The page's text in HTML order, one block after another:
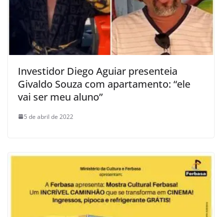
Investidor Diego Aguiar presenteia
Givaldo Souza com apartamento: “ele
vai ser meu aluno”
5 de abril de 2022